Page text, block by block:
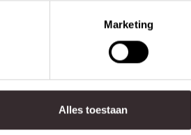
Marketing
Alles toestaan